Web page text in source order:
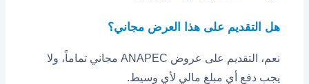
هل التقديم على هذا العرض مجاني؟
نعم، التقديم على عروض ANAPEC مجاني تماماً، ولا
يجب دفع أي مبلغ مالي لأي وسيط.